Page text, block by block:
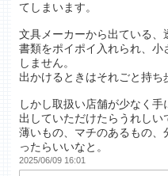
てしまいます。
文具メーカーから出ている
書類をポイポイ入れられ、小
しません。
出かけるときはそれごと持ち
しかし取扱い店舗が少なく
出していただけたらうれしい
薄いもの、マチのあるもの
ったらいいなと。
2025/06/09 16:01